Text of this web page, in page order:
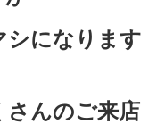
シになります
さんのご来店